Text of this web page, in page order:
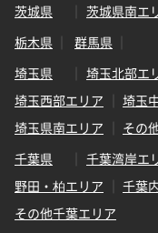
茨城県
茨城県南エ
栃木県
群馬県
埼玉県
埼玉北部エ
埼玉西部エリア
埼玉
埼玉県南エリア
その
千葉県
千葉湾岸エ
野田・柏エリア
千葉
その他千葉エリア